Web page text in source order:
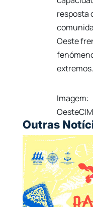
resposta
Oeste
extremos.
Imagem:
OesteCIM
Outras